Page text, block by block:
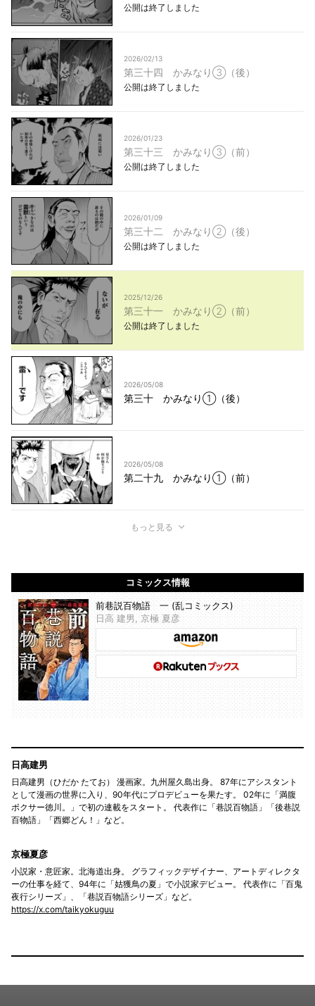
公開は終了しました
2026/02/13
第三十四 かみなり③（後）
公開は終了しました
2026/01/23
第三十三 かみなり③（前）
公開は終了しました
2026/01/09
第三十二 かみなり②（後）
公開は終了しました
2025/12/26
第三十一 かみなり②（前）
公開は終了しました
2026/05/08
第三十 かみなり①（後）
2026/05/08
第二十九 かみなり①（前）
もっと見る
コミックス情報
前巷説百物語 一 (乱コミックス)
日高 建男, 京極 夏彦
日高建男
日高建男（ひだか たてお） 漫画家。九州屋久島出身。 87年にアシスタント
として漫画の世界に入り、90年代にプロデビューを果たす。 02年に「満腹
ボクサー徳川。」で初の連載をスタート。 代表作に「巷説百物語」「後巷説
百物語」「西郷どん！」など。
京極夏彦
小説家・意匠家。北海道出身。 グラフィックデザイナー、アートディレクタ
ーの仕事を経て、94年に「姑獲鳥の夏」で小説家デビュー。 代表作に「百鬼
夜行シリーズ」、「巷説百物語シリーズ」など。
https://x.com/taikyokuguu